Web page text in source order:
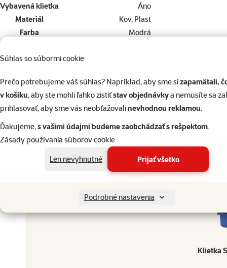
Súhlas so súbormi cookie
Prečo potrebujeme váš súhlas? Napríklad, aby sme sizapamätali,
v košíku, aby ste mohli ľahko zistiťstav objednávkya nemusíte sa
prihlasovať, aby sme vás neobťažovalinevhodnou reklamou.
Ďakujeme,s vašimi údajmi budeme zaobchádzať s rešpektom.
Zásady používania súborov cookie
Len nevyhnutné
Prijať všetko
Podrobné nastavenia
Vybavená klietka
Áno
Materiál
Kov, Plast
Farba
Modrá
Dĺžka
Značka
Small Animals
Katalógové číslo
2705-081
EAN
8595091751495
Doprajte vášmu miláčikovi to najlepšie
Vyberte si kvalitu od Super zoo
Produkt
Klietka